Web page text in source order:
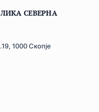
СЕВЕРНА
1000 Скопје